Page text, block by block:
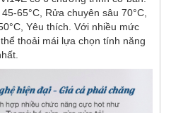
65°C, Rửa chuyên sâu 70°C,
Yêu thích. Với nhiều mức
thoải mái lựa chọn tính năng